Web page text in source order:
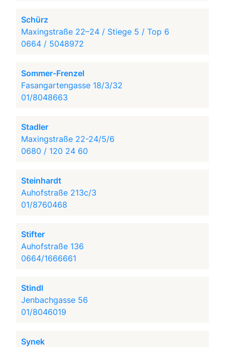
Schürz
Maxingstraße 22–24 / Stiege 5 / Top 6
0664 / 5048972
Sommer-Frenzel
Fasangartengasse 18/3/32
01/8048663
Stadler
Maxingstraße 22-24/5/6
0680 / 120 24 60
Steinhardt
Auhofstraße 213c/3
01/8760468
Stifter
Auhofstraße 136
0664/1666661
Stindl
Jenbachgasse 56
01/8046019
Synek